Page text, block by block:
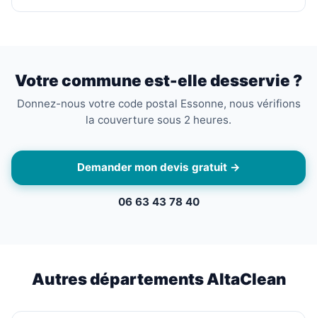
Votre commune est-elle desservie ?
Donnez-nous votre code postal Essonne, nous vérifions
la couverture sous 2 heures.
Demander mon devis gratuit →
06 63 43 78 40
Autres départements AltaClean